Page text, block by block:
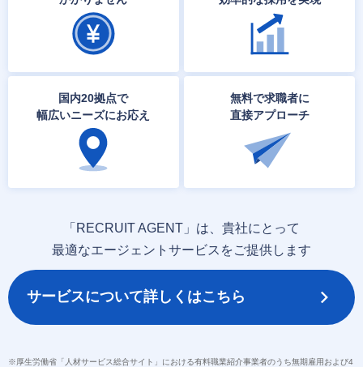
国内20拠点で
幅広いニーズにお応え
無料で求職者に
直接アプローチ
「RECRUIT AGENT」は、貴社にとって
最適なエージェントサービスをご提供します
サービスについて詳しくはこちら
※厚生労働省「人材サービス総合サイト」における有料職業紹介事業者のうち無期雇用および4